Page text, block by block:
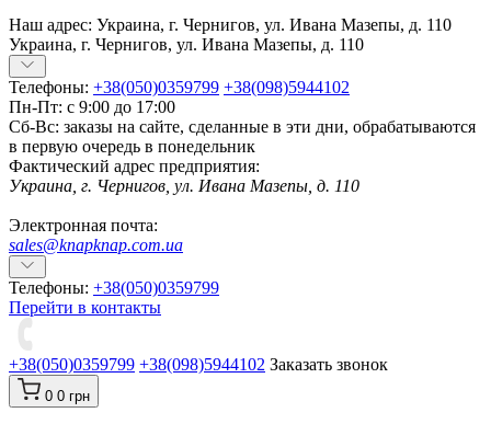
Наш адрес: Украина, г. Чернигов, ул. Ивана Мазепы, д. 110
Украина, г. Чернигов, ул. Ивана Мазепы, д. 110
Телефоны: +38(050)0359799 +38(098)5944102
Пн-Пт: с 9:00 до 17:00
Сб-Вс: заказы на сайте, сделанные в эти дни, обрабатываются
в первую очередь в понедельник
Фактический адрес предприятия:
Украина, г. Чернигов, ул. Ивана Мазепы, д. 110
Электронная почта:
sales@knapknap.com.ua
Телефоны: +38(050)0359799
Перейти в контакты
+38(050)0359799 +38(098)5944102 Заказать звонок
0 0 грн